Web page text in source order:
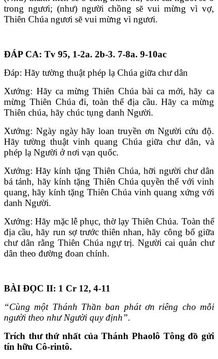
trong ngươi; (như) người chồng sẽ vui mừng vì vợ,
Thiên Chúa ngươi sẽ vui mừng vì ngươi.
ÐÁP CA: Tv 95, 1-2a. 2b-3. 7-8a. 9-10ac
Ðáp: Hãy tường thuật phép lạ Chúa giữa chư dân
Xướng: Hãy ca mừng Thiên Chúa bài ca mới, hãy ca
mừng Thiên Chúa đi, toàn thể địa cầu. Hãy ca mừng
Thiên chúa, hãy chúc tụng danh Người.
Xướng: Ngày ngày hãy loan truyền ơn Người cứu độ.
Hãy tường thuật vinh quang Chúa giữa chư dân, và
phép lạ Người ở nơi vạn quốc.
Xướng: Hãy kính tặng Thiên Chúa, hỡi người chư dân
bá tánh, hãy kính tặng Thiên Chúa quyền thế với vinh
quang, hãy kính tặng Thiên Chúa vinh quang xứng với
danh Người.
Xướng: Hãy mặc lễ phục, thờ lạy Thiên Chúa. Toàn thể
địa cầu, hãy run sợ trước thiên nhan, hãy công bố giữa
chư dân rằng Thiên Chúa ngự trị. Người cai quản chư
dân theo đường đoan chính.
BÀI ĐỌC II: 1 Cr 12, 4-11
“Cùng một Thánh Thần ban phát ơn riêng cho mỗi
người theo như Người quy định”.
Trích thư thứ nhất của Thánh Phaolô Tông đồ gửi
tín hữu Cô-rintô.